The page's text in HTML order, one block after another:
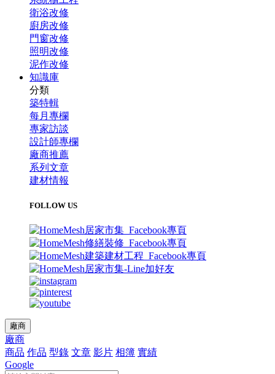
衛浴改修
廚房改修
門窗改修
照明改修
泥作改修
知識庫
分類
築特輯
每月專欄
專家訪談
設計師專欄
廠商推薦
系列文章
建材情報
FOLLOW US
廠商
廠商
商品 作品 型錄 文章 影片 相簿 實績
Google